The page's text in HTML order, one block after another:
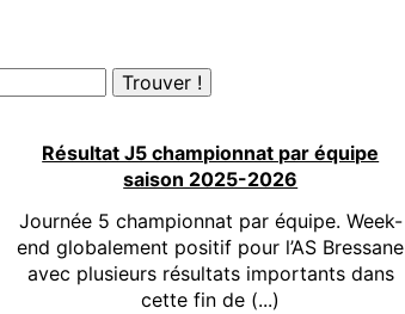
Résultat J5 championnat par équipe
saison 2025-2026
Journée 5 championnat par équipe. Week-
end globalement positif pour l’AS Bressane
avec plusieurs résultats importants dans
cette fin de (...)